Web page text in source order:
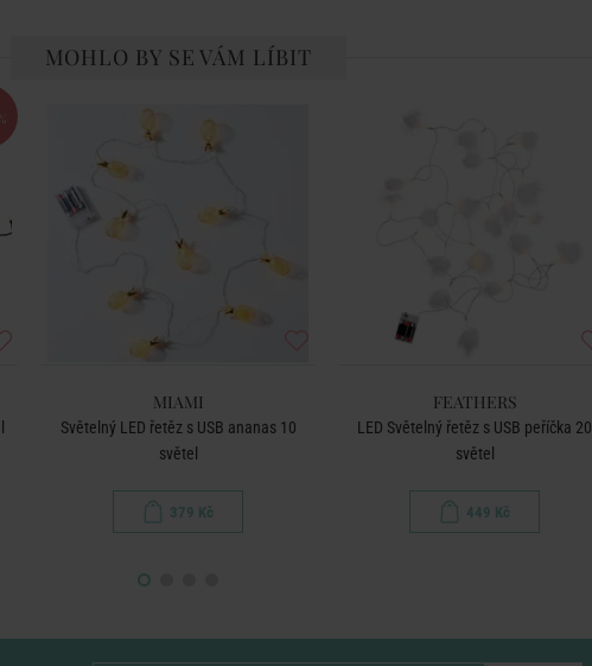
MOHLO BY SE VÁM LÍBIT
%
MIAMI
Světelný LED řetěz s USB ananas 10
světel
379 Kč
FEATHERS
LED Světelný řetěz s USB peříčka 20
světel
449 Kč